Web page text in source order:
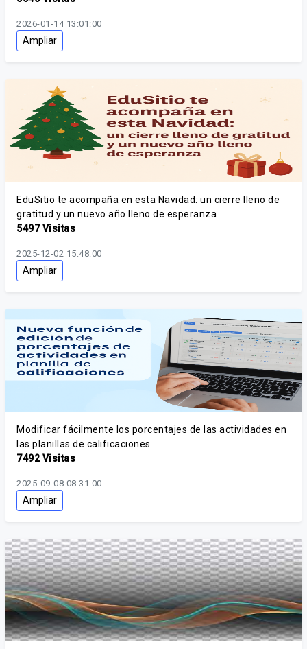
2026-01-14 13:01:00
Ampliar
EduSitio te acompaña en esta Navidad: un cierre lleno de
gratitud y un nuevo año lleno de esperanza
5497 Visitas
2025-12-02 15:48:00
Ampliar
Modificar fácilmente los porcentajes de las actividades en
las planillas de calificaciones
7492 Visitas
2025-09-08 08:31:00
Ampliar